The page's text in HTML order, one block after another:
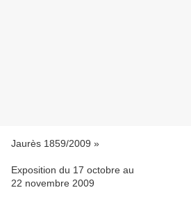
Jaurès 1859/2009 »
Exposition du 17 octobre au
22 novembre 2009